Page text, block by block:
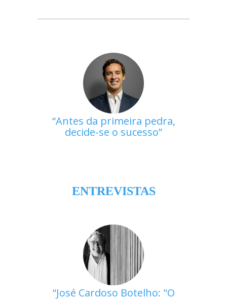
Antes da primeira pedra,
decide-se o sucesso
ENTREVISTAS
José Cardoso Botelho: "O